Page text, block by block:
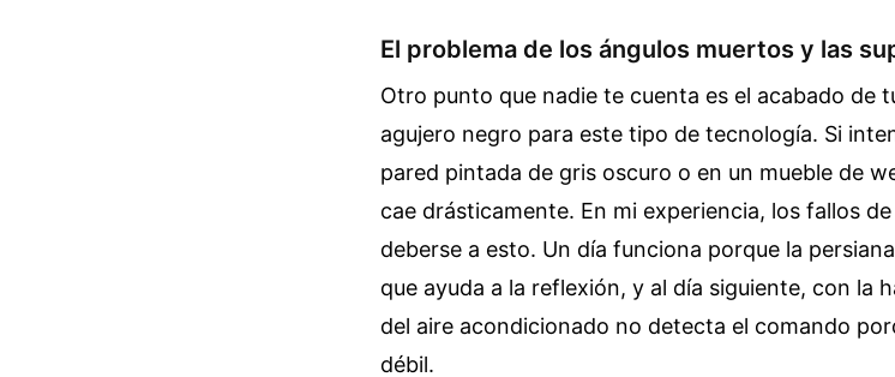
El problema de los ángulos muertos y las
Otro punto que nadie te cuenta es el acabado de
agujero negro para este tipo de tecnología. Si
pared pintada de gris oscuro o en un mueble de
cae drásticamente. En mi experiencia, los fallos
deberse a esto. Un día funciona porque la
que ayuda a la reflexión, y al día siguiente, con la
del aire acondicionado no detecta el comando
débil.